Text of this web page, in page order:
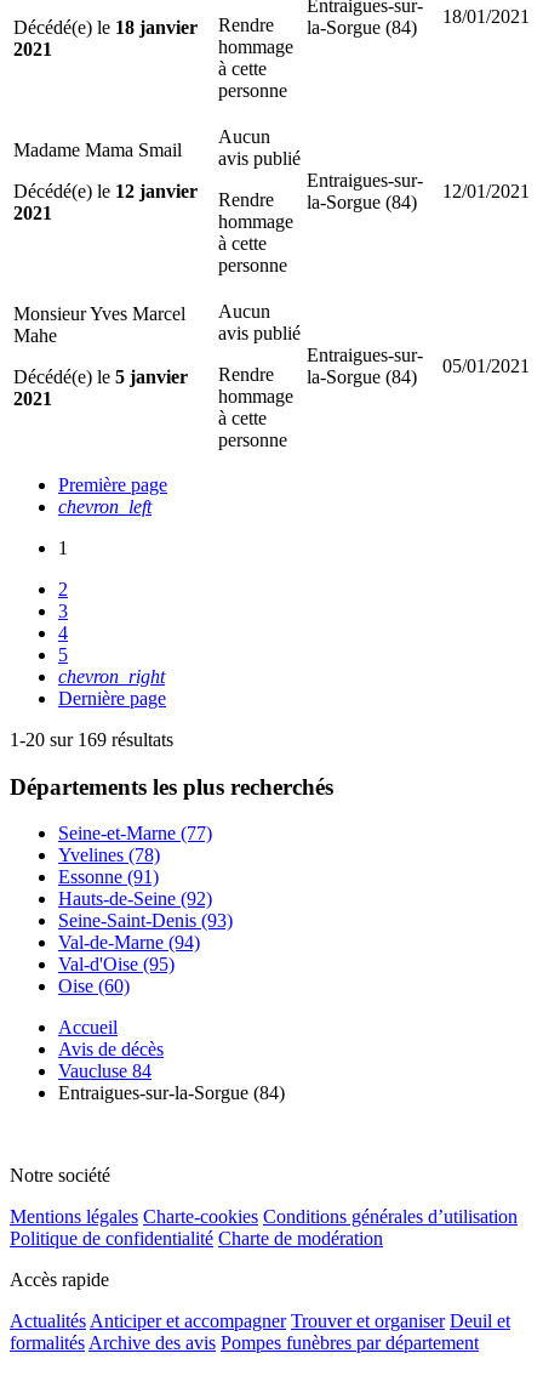
Décédé(e) le 18 janvier
2021
Rendre
hommage
à cette
personne
Entraigues-sur-
la-Sorgue (84)
18/01/2021
Madame Mama Smail
Décédé(e) le 12 janvier
2021
Aucun
avis publié
Rendre
hommage
à cette
personne
Entraigues-sur-
la-Sorgue (84)
12/01/2021
Monsieur Yves Marcel
Mahe
Décédé(e) le 5 janvier
2021
Aucun
avis publié
Rendre
hommage
à cette
personne
Entraigues-sur-
la-Sorgue (84)
05/01/2021
Première page
chevron_left
1
2
3
4
5
chevron_right
Dernière page
1-20 sur 169 résultats
Départements les plus recherchés
Seine-et-Marne (77)
Yvelines (78)
Essonne (91)
Hauts-de-Seine (92)
Seine-Saint-Denis (93)
Val-de-Marne (94)
Val-d'Oise (95)
Oise (60)
Accueil
Avis de décès
Vaucluse 84
Entraigues-sur-la-Sorgue (84)
Notre société
Mentions légales Charte-cookies Conditions générales d’utilisation
Politique de confidentialité Charte de modération
Accès rapide
Actualités Anticiper et accompagner Trouver et organiser Deuil et
formalités Archive des avis Pompes funèbres par département